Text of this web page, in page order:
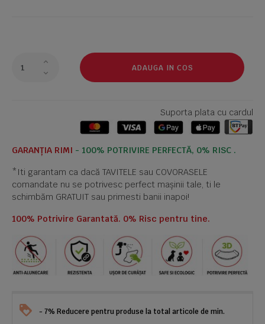
ADAUGA IN COS
Suporta plata cu cardul
GARANȚIA RIMI - 100% POTRIVIRE PERFECTĂ, 0% RISC .
*Iti garantam ca dacă TAVITELE sau COVORASELE
comandate nu se potrivesc perfect mașinii tale, ti le
schimbăm GRATUIT sau primesti banii inapoi!
100% Potrivire Garantată. 0% Risc pentru tine.
- 7% Reducere pentru produse la total articole de min.